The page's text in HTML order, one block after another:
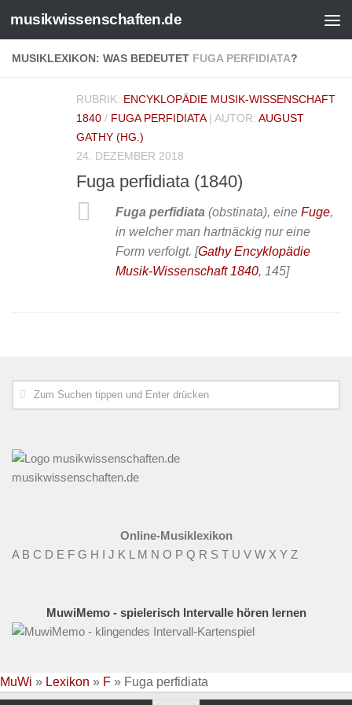
musikwissenschaften.de
MUSIKLEXIKON: WAS BEDEUTET FUGA PERFIDIATA?
RUBRIK: ENCYKLOPÄDIE MUSIK-WISSENSCHAFT
1840 / FUGA PERFIDIATA| AUTOR: AUGUST
GATHY (HG.)
24. DEZEMBER 2018
Fuga perfidiata (1840)
Fuga perfidiata (obstinata), eine Fuge,
in welcher man hartnäckig nur eine
Form verfolgt. [Gathy Encyklopädie
Musik-Wissenschaft 1840, 145]
musikwissenschaften.de
Online-Musiklexikon
A B C D E F G H I J K L M N O P Q R S T U V W X Y Z
MuwiMemo - spielerisch Intervalle hören lernen
MuWi » Lexikon » F » Fuga perfidiata